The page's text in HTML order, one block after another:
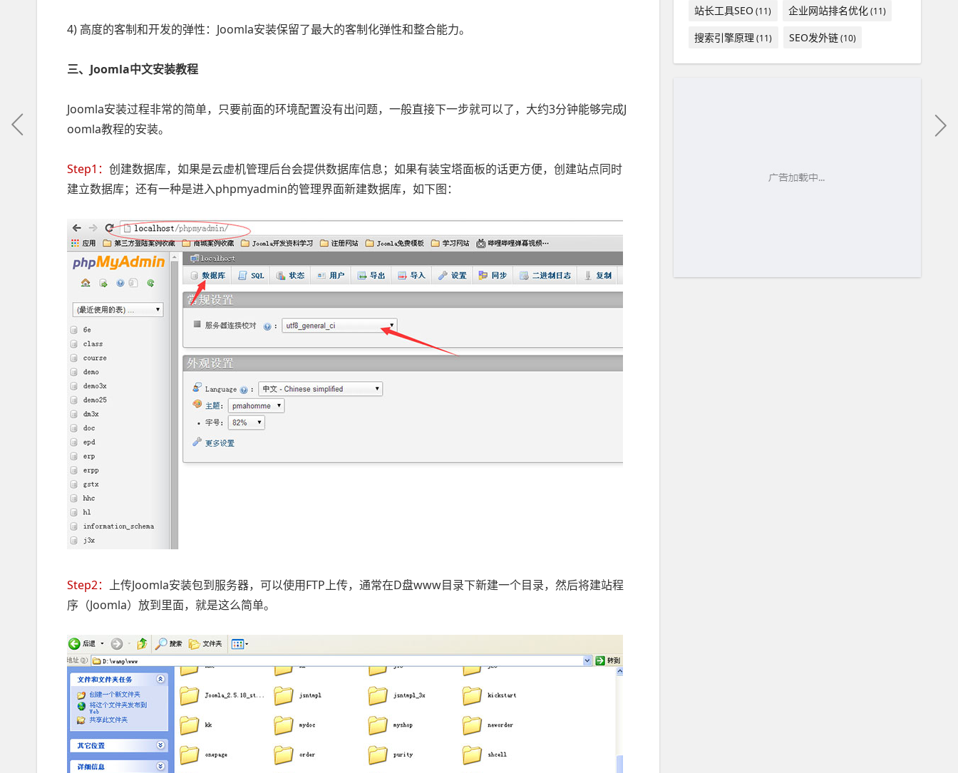
4) 高度的客制和开发的弹性：Joomla安装保留了最大的客制化弹性和整合能力。
三、Joomla中文安装教程
Joomla安装过程非常的简单，只要前面的环境配置没有出问题，一般直接下一步就可以了，大约3分钟能够完成J
oomla教程的安装。
Step1： 创建数据库，如果是云虚机管理后台会提供数据库信息；如果有装宝塔面板的话更方便，创建站点同时
建立数据库；还有一种是进入phpmyadmin的管理界面新建数据库，如下图：
Step2： 上传Joomla安装包到服务器，可以使用FTP上传，通常在D盘www目录下新建一个目录，然后将建站程
序（Joomla）放到里面，就是这么简单。
站长工具SEO (11) 企业网站排名优化(11)
搜索引擎原理 (11) SEO发外链(10)